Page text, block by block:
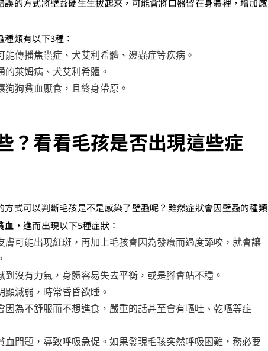
的方式將壁蝨硬生生拔起來，可能會將口器留在身體裡，增加感
類有以下3種：
能傳播焦蟲症、犬艾利希體、邊蟲症等疾病。
的萊姆病、犬艾利希體。
狗狗貧血厭食，且終身帶原。
？看看毛孩是否出現這些症
式可以判斷毛孩是不是感染了壁蝨呢？雖然症狀會因壁蝨的種類
血 ，進而出現以下5種症狀：
膚可能出現紅斑，再加上毛孩會因為發癢而過度舔咬，就會讓
到沒有力氣，身體容易失去平衡，或是腳會站不穩。
顯減弱，時常昏昏欲睡。
因為不舒服而不想進食，嚴重的話甚至會有嘔吐、乾嘔等症
血問題，導致呼吸急促。如果發現毛孩突然呼吸困難，務必要